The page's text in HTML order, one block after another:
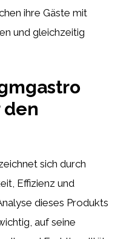
ihre Gäste mit
und gleichzeitig
den
sich durch
Effizienz und
dieses Produkts
auf seine